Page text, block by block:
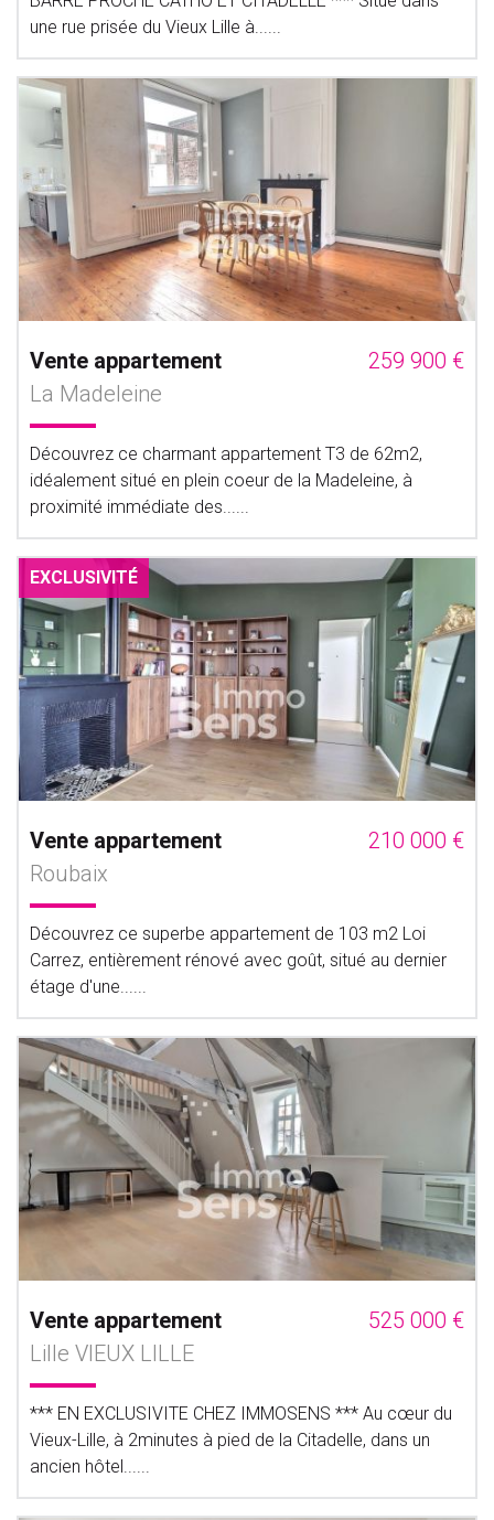
une rue prisée du Vieux Lille à......
Vente appartement
259 900 €
La Madeleine
Découvrez ce charmant appartement T3 de 62m2,
idéalement situé en plein coeur de la Madeleine, à
proximité immédiate des......
EXCLUSIVITÉ
Vente appartement
210 000 €
Roubaix
Découvrez ce superbe appartement de 103 m2 Loi
Carrez, entièrement rénové avec goût, situé au dernier
étage d'une......
Vente appartement
525 000 €
Lille VIEUX LILLE
*** EN EXCLUSIVITE CHEZ IMMOSENS *** Au cœur du
Vieux-Lille, à 2minutes à pied de la Citadelle, dans un
ancien hôtel......